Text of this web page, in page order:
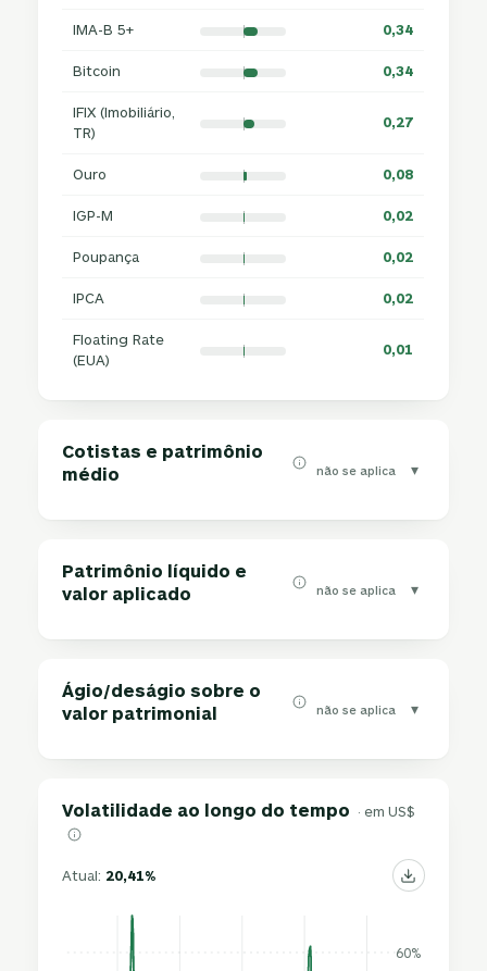
IMA-B 5+ 0,34
Bitcoin 0,34
IFIX (Imobiliário,
TR)
0,27
Ouro 0,08
IGP-M 0,02
Poupança 0,02
IPCA 0,02
Floating Rate
(EUA)
0,01
Cotistas e patrimônio
médio
não se aplica ▾
Patrimônio líquido e
valor aplicado
não se aplica ▾
Ágio/deságio sobre o
valor patrimonial
não se aplica ▾
Volatilidade ao longo do tempo · em US$
Atual: 20,41%
60%